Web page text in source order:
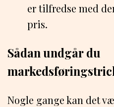
er tilfredse med
pris.
Sådan undgår du
Nogle gange kan det